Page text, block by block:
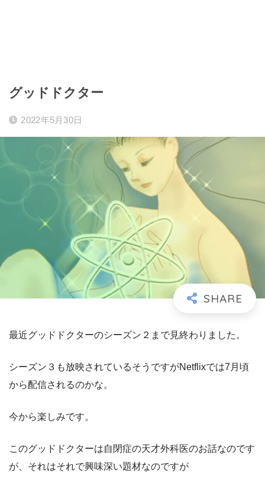
グッドドクター
2022年5月30日
最近グッドドクターのシーズン２まで見終わりました。
シーズン３も放映されているそうですがNetflixでは7月頃
から配信されるのかな。
今から楽しみです。
このグッドドクターは自閉症の天才外科医のお話なのです
が、それはそれで興味深い題材なのですが